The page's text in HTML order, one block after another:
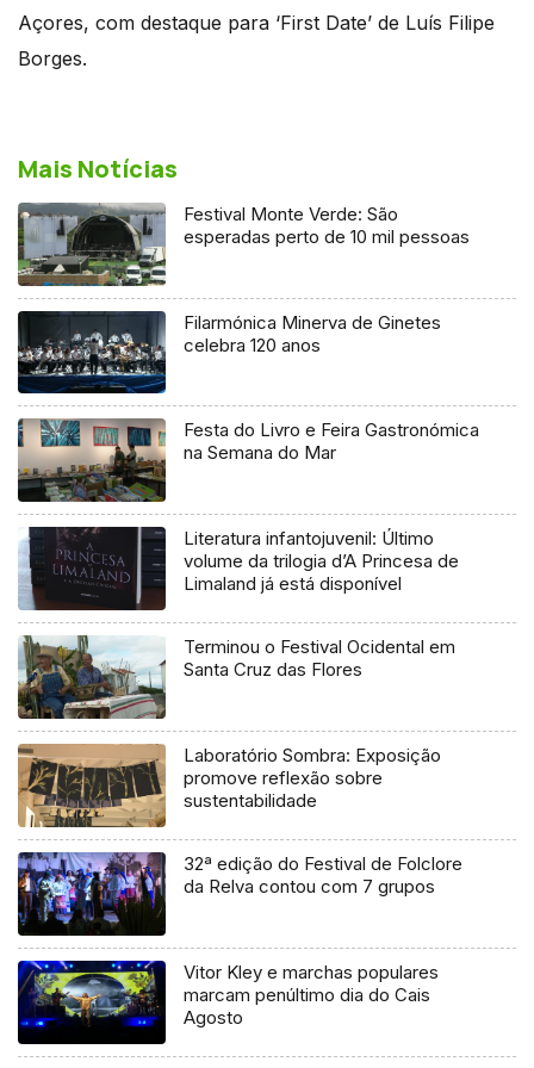
Açores, com destaque para ‘First Date’ de Luís Filipe
Borges.
Mais Notícias
Festival Monte Verde: São
esperadas perto de 10 mil pessoas
Filarmónica Minerva de Ginetes
celebra 120 anos
Festa do Livro e Feira Gastronómica
na Semana do Mar
Literatura infantojuvenil: Último
volume da trilogia d’A Princesa de
Limaland já está disponível
Terminou o Festival Ocidental em
Santa Cruz das Flores
Laboratório Sombra: Exposição
promove reflexão sobre
sustentabilidade
32ª edição do Festival de Folclore
da Relva contou com 7 grupos
Vitor Kley e marchas populares
marcam penúltimo dia do Cais
Agosto